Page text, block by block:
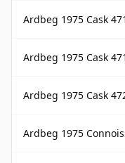
Ardbeg 1975 Cask
Ardbeg 1975 Cask
Ardbeg 1975 Cask
Ardbeg 1975